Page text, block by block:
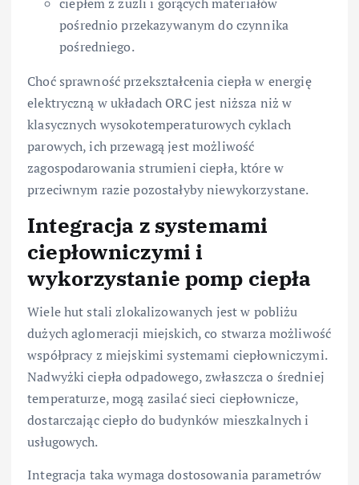
pośrednio przekazywanym do czynnika
pośredniego.
Choć sprawność przekształcenia ciepła w energię
elektryczną w układach ORC jest niższa niż w
klasycznych wysokotemperaturowych cyklach
parowych, ich przewagą jest możliwość
zagospodarowania strumieni ciepła, które w
przeciwnym razie pozostałyby niewykorzystane.
Integracja z systemami
ciepłowniczymi i
wykorzystanie pomp ciepła
Wiele hut stali zlokalizowanych jest w pobliżu
dużych aglomeracji miejskich, co stwarza możliwość
współpracy z miejskimi systemami ciepłowniczymi.
Nadwyżki ciepła odpadowego, zwłaszcza o średniej
temperaturze, mogą zasilać sieci ciepłownicze,
dostarczając ciepło do budynków mieszkalnych i
usługowych.
Integracja taka wymaga dostosowania parametrów